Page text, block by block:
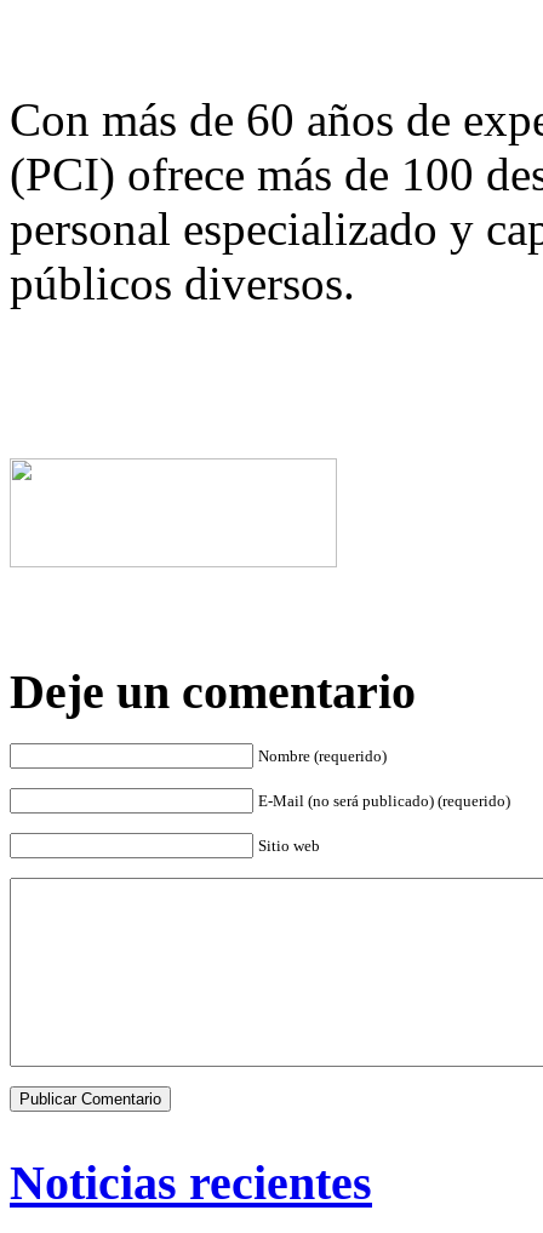
Con más de 60 años de
(PCI) ofrece más de 100
personal especializado y
públicos diversos.
Deje un comentario
Nombre (requerido)
E-Mail (no será publicado) (requerido)
Sitio web
Noticias recientes